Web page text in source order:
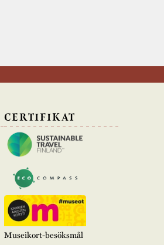
CERTIFIKAT
Museikort-besöksmål